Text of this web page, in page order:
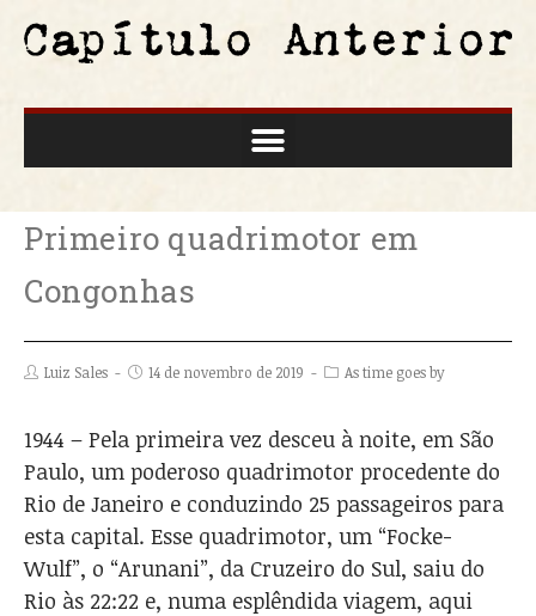
Primeiro quadrimotor em
Congonhas
Luiz Sales 14 de novembro de 2019 As time goes by
1944 – Pela primeira vez desceu à noite, em São
Paulo, um poderoso quadrimotor procedente do
Rio de Janeiro e conduzindo 25 passageiros para
esta capital. Esse quadrimotor, um “Focke-
Wulf”, o “Arunani”, da Cruzeiro do Sul, saiu do
Rio às 22:22 e, numa esplêndida viagem, aqui